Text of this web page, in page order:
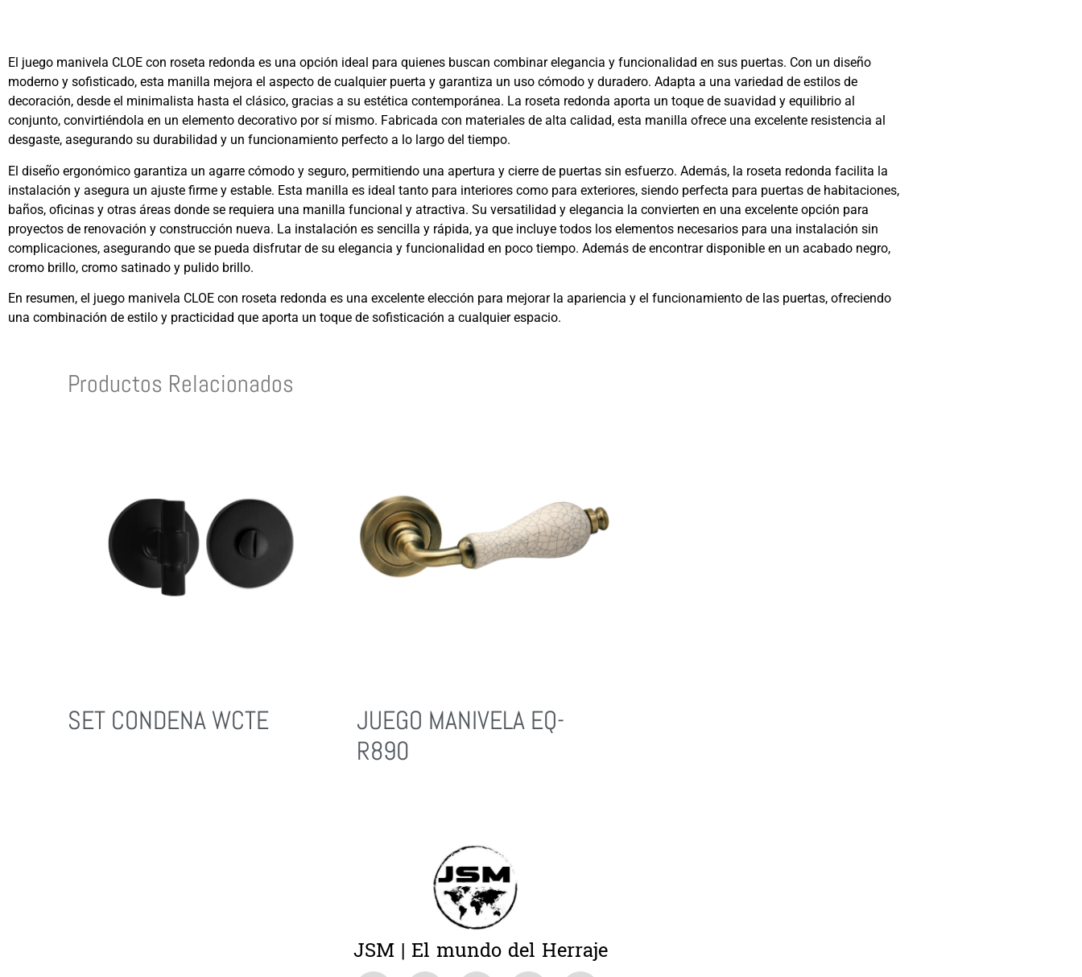
El juego manivela CLOE con roseta redonda es una opción ideal para quienes buscan combinar elegancia y funcionalidad en sus puertas. Con un diseño
moderno y sofisticado, esta manilla mejora el aspecto de cualquier puerta y garantiza un uso cómodo y duradero. Adapta a una variedad de estilos de
decoración, desde el minimalista hasta el clásico, gracias a su estética contemporánea. La roseta redonda aporta un toque de suavidad y equilibrio al
conjunto, convirtiéndola en un elemento decorativo por sí mismo. Fabricada con materiales de alta calidad, esta manilla ofrece una excelente resistencia al
desgaste, asegurando su durabilidad y un funcionamiento perfecto a lo largo del tiempo.
El diseño ergonómico garantiza un agarre cómodo y seguro, permitiendo una apertura y cierre de puertas sin esfuerzo. Además, la roseta redonda facilita la
instalación y asegura un ajuste firme y estable. Esta manilla es ideal tanto para interiores como para exteriores, siendo perfecta para puertas de habitaciones,
baños, oficinas y otras áreas donde se requiera una manilla funcional y atractiva. Su versatilidad y elegancia la convierten en una excelente opción para
proyectos de renovación y construcción nueva. La instalación es sencilla y rápida, ya que incluye todos los elementos necesarios para una instalación sin
complicaciones, asegurando que se pueda disfrutar de su elegancia y funcionalidad en poco tiempo. Además de encontrar disponible en un acabado negro,
cromo brillo, cromo satinado y pulido brillo.
En resumen, el juego manivela CLOE con roseta redonda es una excelente elección para mejorar la apariencia y el funcionamiento de las puertas, ofreciendo
una combinación de estilo y practicidad que aporta un toque de sofisticación a cualquier espacio.
Productos Relacionados
SET CONDENA WCTE
JUEGO MANIVELA EQ-
R890
JSM | El mundo del Herraje